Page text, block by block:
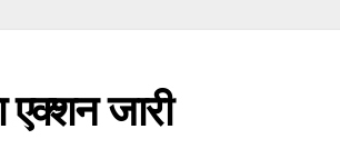
जारी